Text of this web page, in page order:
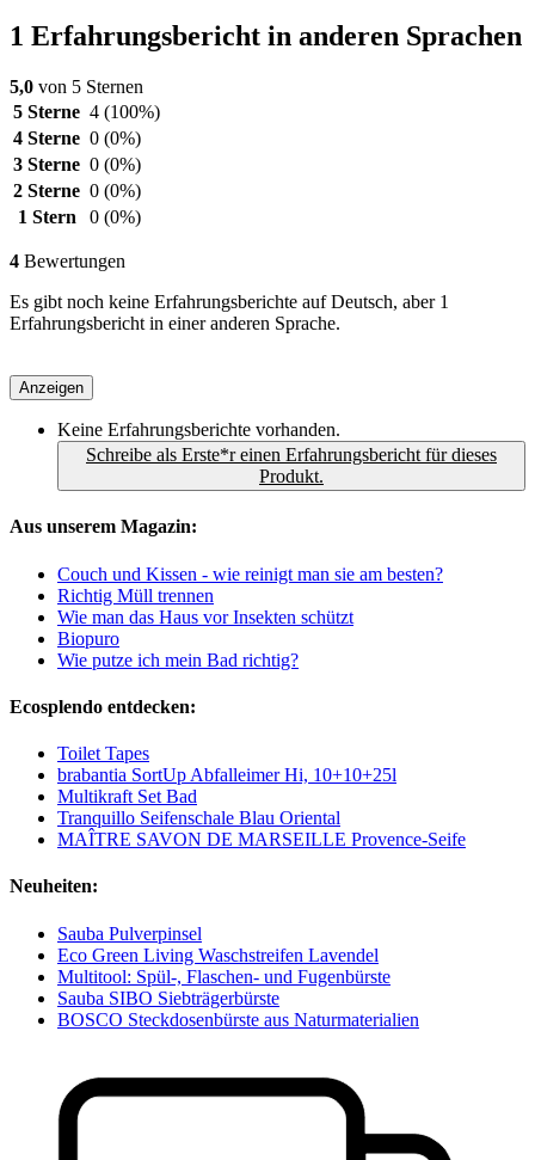
1 Erfahrungsbericht in anderen Sprachen
5,0 von 5 Sternen
5 Sterne 4 (100%)
4 Sterne 0 (0%)
3 Sterne 0 (0%)
2 Sterne 0 (0%)
1 Stern
0 (0%)
4 Bewertungen
Es gibt noch keine Erfahrungsberichte auf Deutsch, aber 1
Erfahrungsbericht in einer anderen Sprache.
Anzeigen
Keine Erfahrungsberichte vorhanden.
Schreibe als Erste*r einen Erfahrungsbericht für dieses
Produkt.
Aus unserem Magazin:
Couch und Kissen - wie reinigt man sie am besten?
Richtig Müll trennen
Wie man das Haus vor Insekten schützt
Biopuro
Wie putze ich mein Bad richtig?
Ecosplendo entdecken:
Toilet Tapes
brabantia SortUp Abfalleimer Hi, 10+10+25l
Multikraft Set Bad
Tranquillo Seifenschale Blau Oriental
MAÎTRE SAVON DE MARSEILLE Provence-Seife
Neuheiten:
Sauba Pulverpinsel
Eco Green Living Waschstreifen Lavendel
Multitool: Spül-, Flaschen- und Fugenbürste
Sauba SIBO Siebträgerbürste
BOSCO Steckdosenbürste aus Naturmaterialien